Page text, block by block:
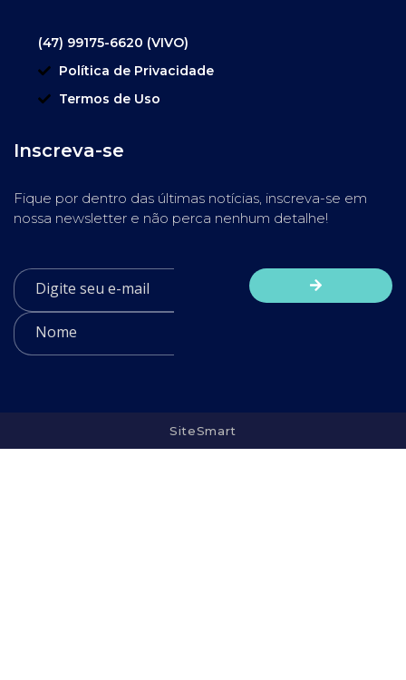
(47) 99175-6620 (VIVO)
Política de Privacidade
Termos de Uso
Inscreva-se
Fique por dentro das últimas notícias, inscreva-se em
nossa newsletter e não perca nenhum detalhe!
SiteSmart